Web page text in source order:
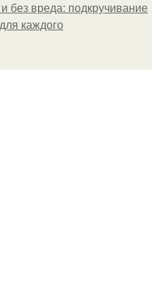
без вреда: подкручивание
каждого